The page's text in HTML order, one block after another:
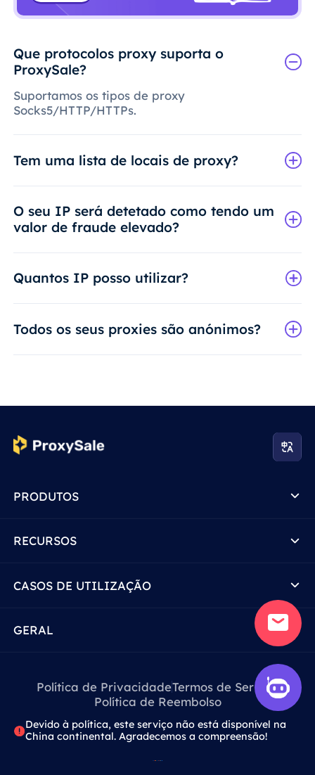
Que protocolos proxy suporta o
ProxySale?
Suportamos os tipos de proxy
Socks5/HTTP/HTTPs.
Tem uma lista de locais de proxy?
O seu IP será detetado como tendo um
valor de fraude elevado?
Quantos IP posso utilizar?
Todos os seus proxies são anónimos?
PRODUTOS
RECURSOS
CASOS DE UTILIZAÇÃO
GERAL
Política de PrivacidadeTermos de Serviço
Política de Reembolso
Devido à política, este serviço não está disponível na
China continental. Agradecemos a compreensão!